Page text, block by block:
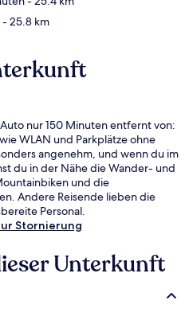
- 25.8 km
nur 150 Minuten entfernt von:
WLAN und Parkplätze ohne
angenehm, und wenn du im
du in der Nähe die Wander- und
und die
Andere Reisende lieben die
Personal.
Stornierung
Unterkunft